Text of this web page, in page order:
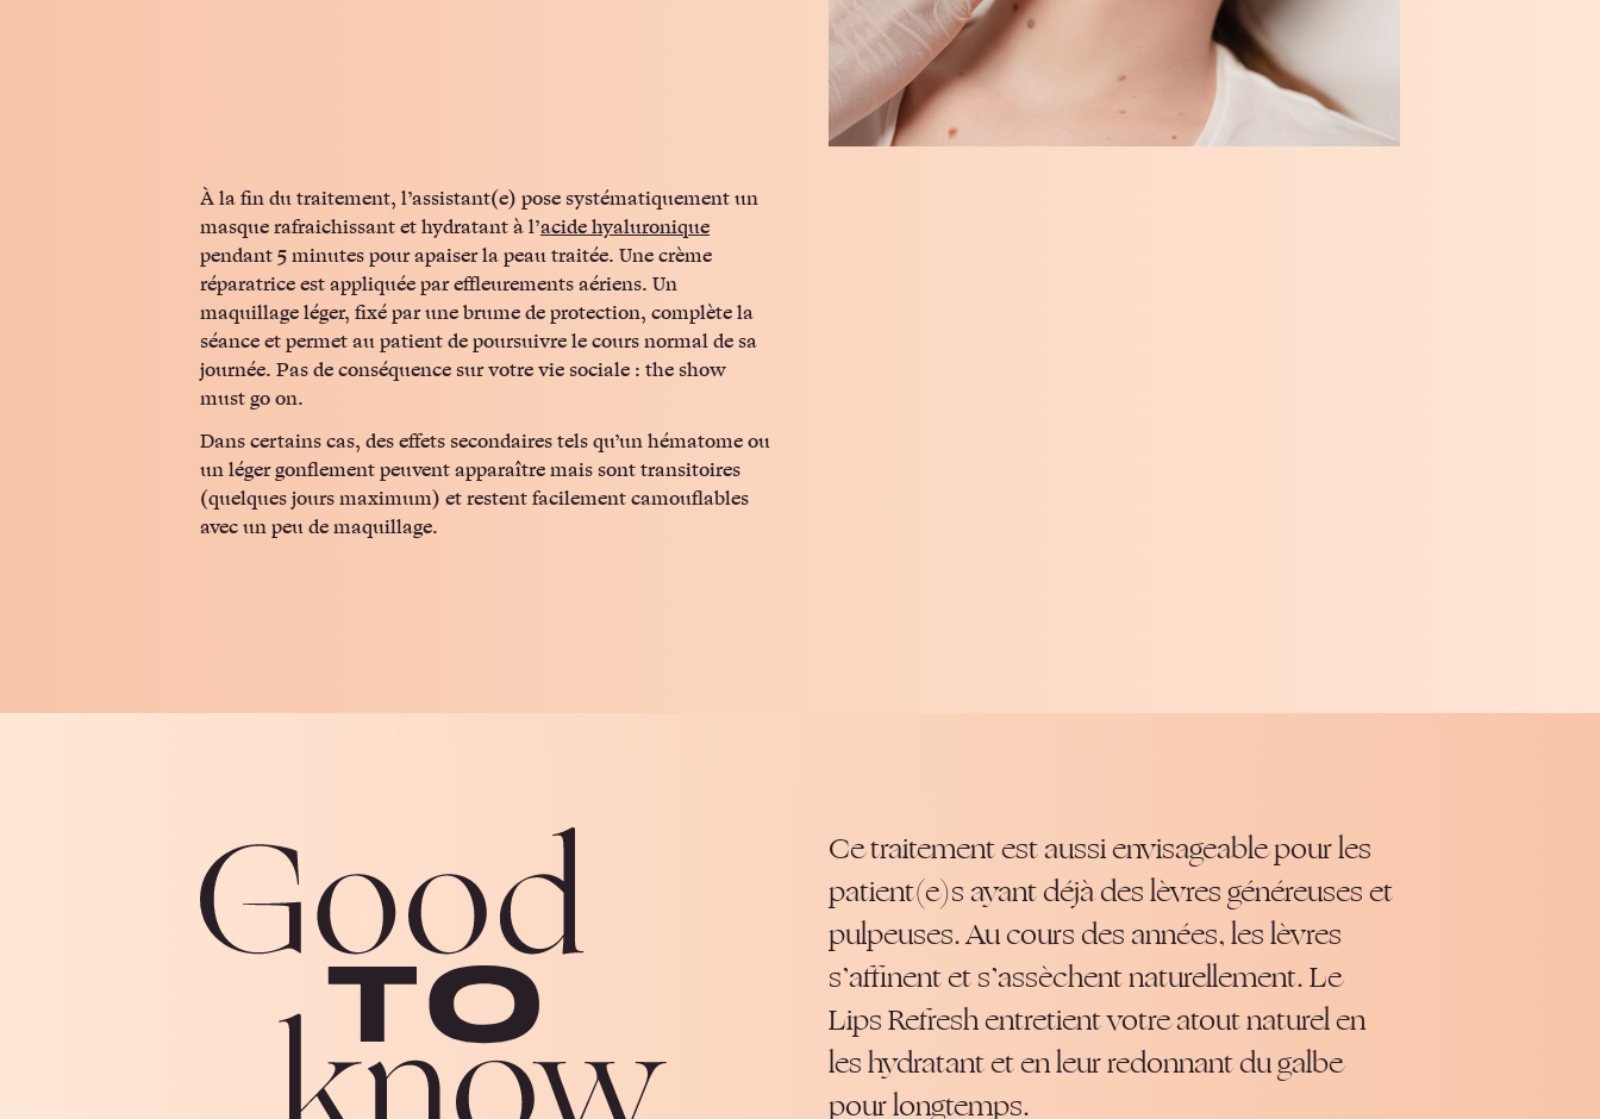
À la fin du traitement, l’assistant(e) pose systématiquement un
masque rafraichissant et hydratant à l’acide hyaluronique
pendant 5 minutes pour apaiser la peau traitée. Une crème
réparatrice est appliquée par effleurements aériens. Un
maquillage léger, fixé par une brume de protection, complète la
séance et permet au patient de poursuivre le cours normal de sa
journée. Pas de conséquence sur votre vie sociale : the show
must go on.
Dans certains cas, des effets secondaires tels qu’un hématome ou
un léger gonflement peuvent apparaître mais sont transitoires
(quelques jours maximum) et restent facilement camouflables
avec un peu de maquillage.
Ce traitement est aussi envisageable pour les
patient(e)s ayant déjà des lèvres généreuses et
pulpeuses. Au cours des années, les lèvres
s’affinent et s’assèchent naturellement. Le
Lips Refresh entretient votre atout naturel en
les hydratant et en leur redonnant du galbe
pour longtemps.